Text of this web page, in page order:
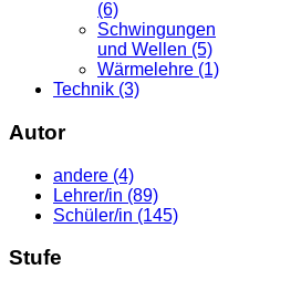
(6)
Schwingungen
und Wellen (5)
Wärmelehre (1)
Technik (3)
Autor
andere (4)
Lehrer/in (89)
Schüler/in (145)
Stufe